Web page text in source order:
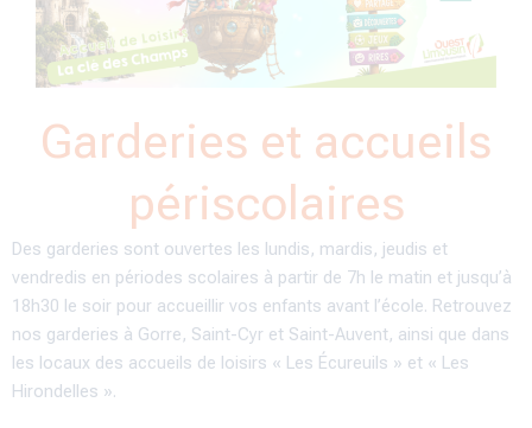
Garderies et accueils
périscolaires
Des garderies sont ouvertes les lundis, mardis, jeudis et
vendredis en périodes scolaires à partir de 7h le matin et jusqu’à
18h30 le soir pour accueillir vos enfants avant l’école. Retrouvez
nos garderies à Gorre, Saint-Cyr et Saint-Auvent, ainsi que dans
les locaux des accueils de loisirs « Les Écureuils » et « Les
Hirondelles ».